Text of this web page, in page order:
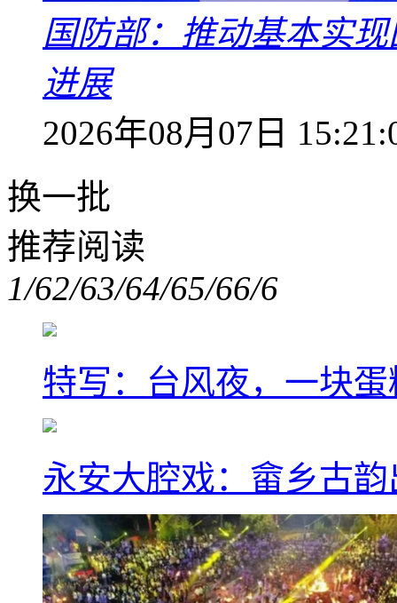
国防部：推动基本实
进展
2026年08月07日
换一批
推荐阅读
1/62/63/64/65/66/6
特写：台风夜，一块
永安大腔戏：畲乡古